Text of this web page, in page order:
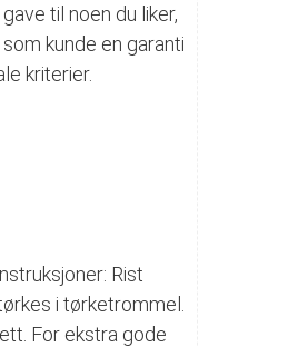
til noen du liker,
kunde en garanti
kriterier.
Rist
i tørketrommel.
For ekstra gode